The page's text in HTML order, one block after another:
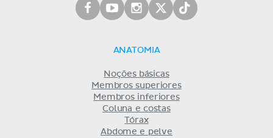
ANATOMIA
Noções básicas
Membros superiores
Membros inferiores
Coluna e costas
Tórax
Abdome e pelve